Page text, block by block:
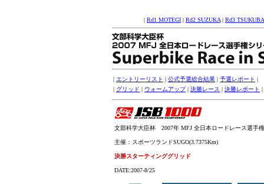
| Rd1 MOTEGI | Rd2 SUZUKA | Rd3 TSUKUBA
| エントリーリスト | 公式予選総合結果 | 予選レポート |
| グリッド | ウォームアップ| 決勝レース | 決勝レポート |
文部科学大臣杯 2007年 MFJ 全日本ロードレース選手
主催：スポーツランドSUGO(3.7375Km)
決勝スターティンググリッド
DATE:2007-8/25